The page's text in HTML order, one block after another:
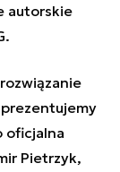
autorskie
oficjalna
Pietrzyk,